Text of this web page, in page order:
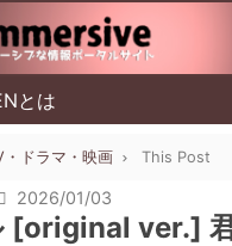
とは
・ドラマ・映画 This Post
2026/01/03
[original ver.]